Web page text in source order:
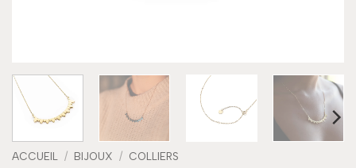
ACCUEIL / BIJOUX / COLLIERS